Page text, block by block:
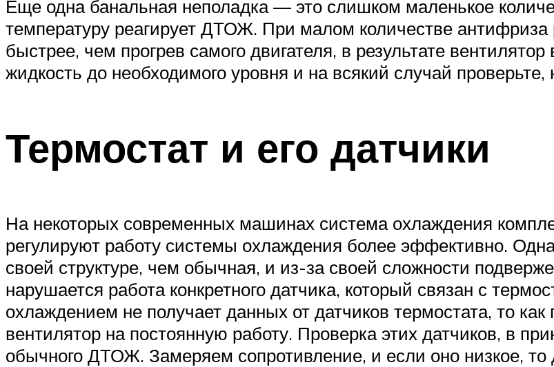
Еще одна банальная неполадка — это слишком маленькое
температуру реагирует ДТОЖ. При малом количестве антифриза
быстрее, чем прогрев самого двигателя, в результате
жидкость до необходимого уровня и на всякий случай
Термостат и его датчики
На некоторых современных машинах система охлаждения
регулируют работу системы охлаждения более эффективно.
своей структуре, чем обычная, и из-за своей сложности
нарушается работа конкретного датчика, который связан с
охлаждением не получает данных от датчиков термостата, то
вентилятор на постоянную работу. Проверка этих датчиков, в
обычного ДТОЖ. Замеряем сопротивление, и если оно низкое, то